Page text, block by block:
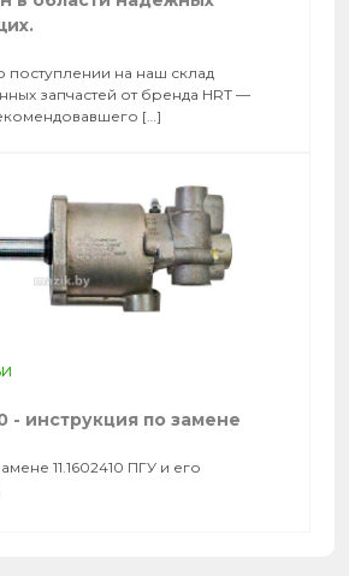
поступлении на наш склад
запчастей от бренда HRT —
[…]
- инструкция по замене
11.1602410 ПГУ и его